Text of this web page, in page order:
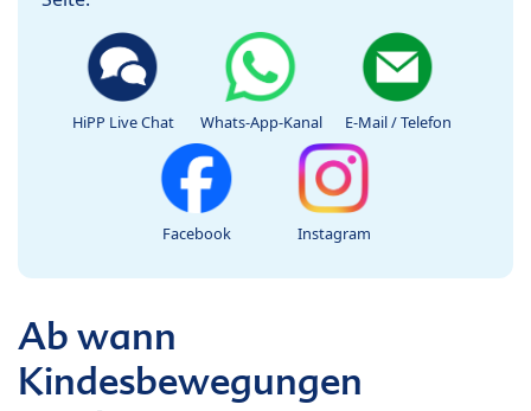
HiPP Live Chat Whats-App-Kanal E-Mail / Telefon
Facebook Instagram
Ab wann
Kindesbewegungen